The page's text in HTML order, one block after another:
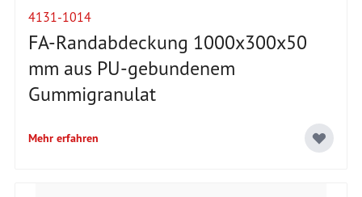
4131-1014
FA-Randabdeckung 1000x300x50
mm aus PU-gebundenem
Gummigranulat
Mehr erfahren